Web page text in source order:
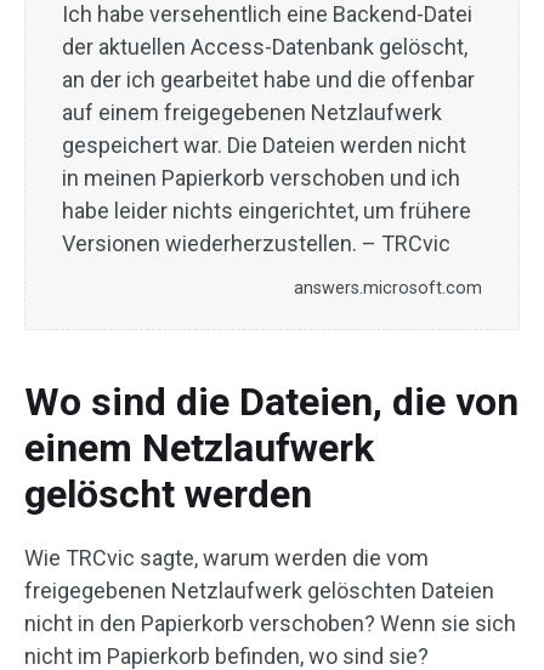
Ich habe versehentlich eine Backend-Datei
der aktuellen Access-Datenbank gelöscht,
an der ich gearbeitet habe und die offenbar
auf einem freigegebenen Netzlaufwerk
gespeichert war. Die Dateien werden nicht
in meinen Papierkorb verschoben und ich
habe leider nichts eingerichtet, um frühere
Versionen wiederherzustellen. – TRCvic
answers.microsoft.com
Wo sind die Dateien, die von
einem Netzlaufwerk
gelöscht werden
Wie TRCvic sagte, warum werden die vom
freigegebenen Netzlaufwerk gelöschten Dateien
nicht in den Papierkorb verschoben? Wenn sie sich
nicht im Papierkorb befinden, wo sind sie?